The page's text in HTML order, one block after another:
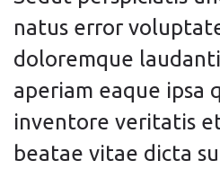
natus error
doloremque
aperiam eaque ipsa
inventore veritatis
beatae vitae dicta